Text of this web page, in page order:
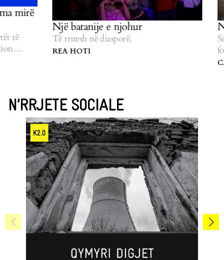
Një batanije e njohur
Të rritesh në diasporë.
REA HOTI
Nga
Si një pjesë e
formësoi
CAROLINA
N’RRJETE SOCIALE